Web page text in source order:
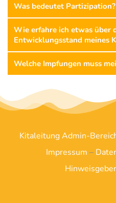
Was bedeutet Partizipation?
Wie erfahre ich etwas über
Entwicklungsstand meines
Welche Impfungen muss
Kitaleitung Admin-
Impressum –